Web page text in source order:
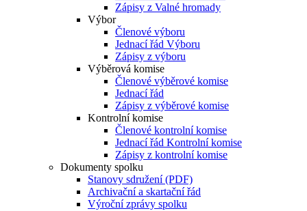
Zápisy z Valné hromady
Výbor
Členové výboru
Jednací řád Výboru
Zápisy z výboru
Výběrová komise
Členové výběrové komise
Jednací řád
Zápisy z výběrové komise
Kontrolní komise
Členové kontrolní komise
Jednací řád Kontrolní komise
Zápisy z kontrolní komise
Dokumenty spolku
Stanovy sdružení (PDF)
Archivační a skartační řád
Výroční zprávy spolku